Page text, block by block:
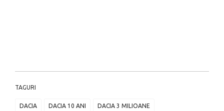
TAGURI
DACIA DACIA 10 ANI DACIA 3 MILIOANE